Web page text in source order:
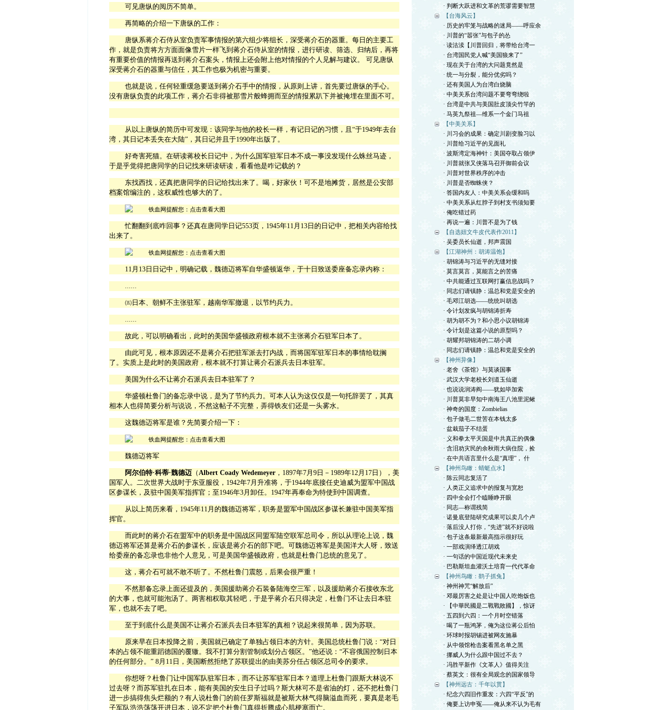
可见唐纵的阅历不简单。
再简略的介绍一下唐纵的工作：
唐纵系蒋介石侍从室负责军事情报的第六组少将组长，深受蒋介石的器重。每日的主要工
作，就是负责将方方面面像雪片一样飞到 蒋介石侍从室的情报，进行研读、筛选、归纳后，再将
有重要价值的情报再送到蒋介石案头，情报上还会附上他对情报的个人见解与建议。 可见唐纵
深受蒋介石的器重与信任，其工作也极为机密与重要。
也就是说，任何轻重缓急要送到蒋介石手中的情报，从原则上讲，首先要过唐纵的手心。
没有唐纵负责的此项工作，蒋介石非得被那雪片般蜂拥而至的情报累趴下并被掩埋在里面不可。
从以上唐纵的简历中可发现：该同学与他的校长一样，有记日记的习惯，且“于1949年去台
湾，其日记本丢失在大陆”，其日记并且于1990年出版了。
好奇害死猫。在研读蒋校长日记中，为什么国军驻军日本不成一事没发现什么蛛丝马迹，
于是乎觉得把唐同学的日记找来研读研读，看看他是咋记载的？
东找西找，还真把唐同学的日记给找出来了。喝，好家伙！可不是地摊货，居然是公安部
档案馆编注的，这权威性也够大的了。
忙翻翻到底咋回事？还真在唐同学日记553页， 1945年11 月 13日的日记中，把相关内容给找
出来了。
11月 13日日记中，明确记载，魏德迈将军自华盛顿返华，于十日致送委座备忘录内称：
......
㈤日本、朝鲜不主张驻军，越南华军撤退，以节约兵力。
......
故此，可以明确看出，此时的美国华盛顿政府根本就不主张蒋介石驻军日本了。
由此可见，根本原因还不是蒋介石把驻军派去打内战，而将国军驻军日本的事情给耽搁
了。实质上是此时的美国政府，根本就不打算让蒋介石派兵去日本驻军。
美国为什么不让蒋介石派兵去日本驻军了？
华盛顿杜鲁门的备忘录中说，是为了节约兵力。可本人认为这仅仅是一句托辞罢了，其真
相本人也得简要分析与说说，不然这帖子不完整，弄得铁友们还是一头雾水。
这魏德迈将军是谁？先简要介绍一下：
魏德迈将军
阿尔伯特·科蒂·魏德迈（Albert Coady Wedemeyer， 1897年7月 9日－ 1989年12月 17日），美
国军人。二次世界大战时于东亚服役， 1942年7月升准将，于1944年底接任史迪威为盟军中国战
区参谋长，及驻中国美军指挥官；至 1946年3月卸任。 1947年再奉命为特使到中国调查。
从以上简历来看， 1945年11 月的魏德迈将军，职务是盟军中国战区参谋长兼驻中国美军指
挥官。
而此时的蒋介石在盟军中的职务是中国战区同盟军陆空联军总司令，所以从理论上说，魏
德迈将军还算是蒋介石的参谋长，应该是蒋介石的部下吧。可魏德迈将军是美国洋大人呀，致送
给委座的备忘录也非他个人意见，可是美国华盛顿政府，也就是杜鲁门总统的意见了。
这，蒋介石可就不敢不听了。不然杜鲁门震怒，后果会很严重！
不然那备忘录上面还提及的，美国援助蒋介石装备陆海空三军，以及援助蒋介石接收东北
的大事，也就可能泡汤了。两害相权取其轻吧，于是乎蒋介石只得决定，杜鲁门不让去日本驻
军，也就不去了吧。
至于到底什么是美国不让蒋介石派兵去日本驻军的真相？说起来很简单，因为苏联。
原来早在日本投降之前，美国就已确定了单独占领日本的方针。美国总统杜鲁门说：“对日
本的占领不能重蹈德国的覆辙。我不打算分割管制或划分占领区。”他还说：“不容俄国控制日本
的任何部分。”8月 11 日，美国断然拒绝了苏联提出的由美苏分任占领区总司令的要求。
你想呀？杜鲁门让中国军队驻军日本，而不让苏军驻军日本？道理上杜鲁门跟斯大林说不
过去呀？而苏军驻扎在日本，能有美国的安生日子过吗？斯大林可不是省油的灯，还不把杜鲁门
进一步搞得焦头烂额的？有人说杜鲁门的前任罗斯福就是被斯大林气得脑溢血而死，要真是老毛
子军队浩浩荡荡开进日本，说不定把个杜鲁门真得折腾成心肌梗塞而亡。
· 判断大跃进和文革的荒谬需要智慧
【台海风云】
· 历史的牢笼与战略的迷局——呼应余
· 川普的“嚣张”与包子的怂
· 读沽渎【川普回归，将带给台湾一
· 台湾国民党人喊“美国狼来了”
· 现在关于台湾的大问题竟然是
· 统一与分裂，能分优劣吗？
· 还有美国人为台湾白烧脑
· 中美关系台湾问题不要弯弯绕啦
· 台湾是中共与美国肚皮顶尖竹竿的
· 马英九祭祖—维系一个金门马祖
【中美关系】
· 川习会的成果：确定川剧变脸习以
· 川普给习近平的见面礼
· 波斯湾定海神针：美国夺取占领伊
· 川普就张又侠落马召开御前会议
· 川普对世界秩序的冲击
· 川普是否蜘蛛侠？
· 答国内友人：中美关系会缓和吗
· 中美关系从红脖子到村支书须知要
· 俺吃错过药
· 再说一遍：川普不是为了钱
【自选妞文牛皮代表作2011】
· 吴委员长仙逝，邦声震国
【江湖神州：胡涛温饱】
· 胡锦涛与习近平的无缝对接
· 莫言莫言，莫能言之的苦痛
· 中共能通过互联网打赢信息战吗？
· 同志们请镇静：温总和党是安全的
· 毛邓江胡选——统统叫胡选
· 令计划发疯与胡锦涛折寿
· 胡为胡不为？和小思小议胡锦涛
· 令计划是这篇小说的原型吗？
· 胡耀邦胡锦涛的二胡小调
· 同志们请镇静：温总和党是安全的
【神州异像】
· 老舍《茶馆》与莫谈国事
· 武汉大学老校长刘道玉仙逝
· 也说说润涛阎——犹如毕加索
· 川普莫非早知中南海王八池里泥鳅
· 神奇的国度：Zombielias
· 包子做毛二世苦在本钱太多
· 盆栽茄子不结蛋
· 义和拳太平天国是中共真正的偶像
· 含泪劝灾民的余秋雨大病住院，捡
· 在中共语言里什么是“真理”， 什
【神州鸟瞰：蜻蜓点水】
· 陈云同志复活了
· 人类正义追求中的报复与宽恕
· 四中全会打个瞌睡睁开眼
· 同志—称谓残简
· 诺曼底登陆研究成果可以卖几个卢
· 落后没人打你，“先进”就不好说啦
· 包子这条最新最高指示很好玩
· 一部戏演绎透江胡戏
· 一句话的中国近现代未来史
· 巴勒斯坦血灌沃土培育一代代革命
【神州鸟瞰：鹞子抓兔】
· 神州神咒“解放后”
· 邓最厉害之处是让中国人吃饱饭也
· 【中華民國是二戰戰敗國】，惊讶
· 五四到六四：一个月时空错落
· 喝了一瓶鸿茅，俺为这位蒋公后怕
· 环球时报胡锡进被网友施暴
· 从中领馆枪击案看黑名单之黑
· 挪威人为什么跟中国过不去？
· 冯胜平新作《文革人》值得关注
· 蔡英文：很有全局观念的国家领导
【神州远古：千年以贯】
· 纪念六四旧作重发：六四“平反”的
· 俺要上访申冤——俺从来不认为毛有